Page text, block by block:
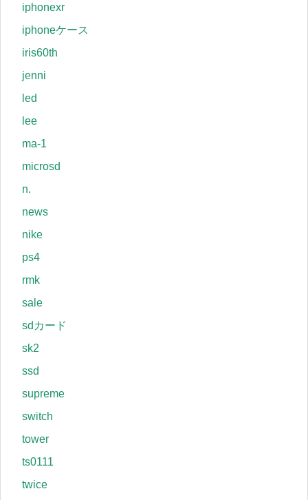
iphonexr
iphoneケース
iris60th
jenni
led
lee
ma-1
microsd
n.
news
nike
ps4
rmk
sale
sdカード
sk2
ssd
supreme
switch
tower
ts0111
twice